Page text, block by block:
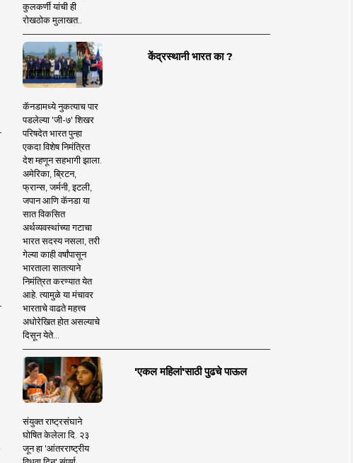
कुलकर्णी यांची ही
रोखठोक मुलाखत..
केंद्रस्थानी भारत का ?
कॅनडामध्ये नुकत्याच पार
पडलेल्या 'जी-७' शिखर
परिषदेत भारत पुन्हा
एकदा विशेष निमंत्रित
देश म्हणून सहभागी झाला.
अमेरिका, ब्रिटन,
फ्रान्स, जर्मनी, इटली,
जपान आणि कॅनडा या
सात विकसित
अर्थव्यवस्थांच्या गटाचा
भारत सदस्य नसला, तरी
गेल्या काही वर्षांपासून
भारताला सातत्याने
निमंत्रित करण्यात येत
आहे. त्यामुळे या मंचावर
भारताचे वाढते महत्त्व
अधोरेखित होत असल्याचे
दिसून येते...
'एकल महिलां'साठी पुढचे पाऊल
संयुक्त राष्ट्रसंघाने
घोषित केलेला दि. २३
जून हा 'आंतरराष्ट्रीय